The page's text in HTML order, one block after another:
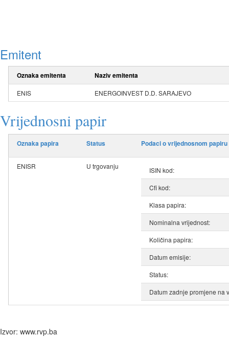
Emitent
Oznaka emitenta Naziv emitenta
ENIS ENERGOINVEST D.D. SARAJEVO
Vrijednosni papir
Oznaka papira Status Podaci o vrijednosnom papiru
ENISR U trgovanju
ISIN kod:
Cfi kod:
Klasa papira:
Nominalna vrijednost:
Količina papira:
Datum emisije:
Status:
Datum zadnje promjene na
Izvor: www.rvp.ba